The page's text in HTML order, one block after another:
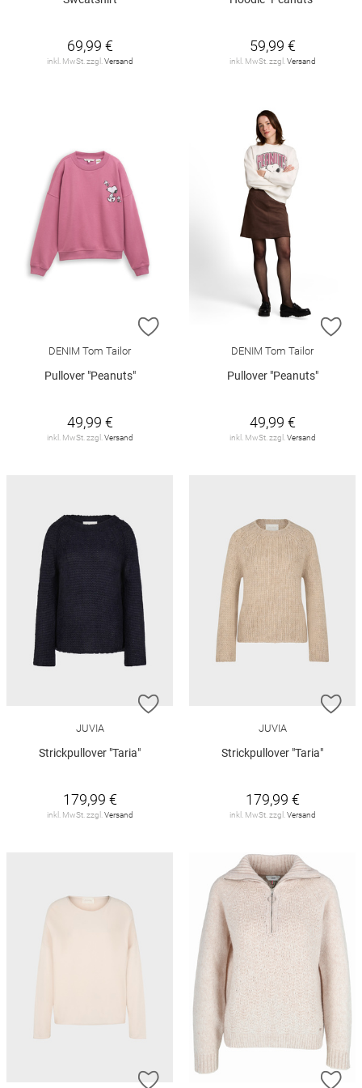
69,99 €
inkl. MwSt. zzgl. Versand
59,99 €
inkl. MwSt. zzgl. Versand
ZUR WUNSCHLISTE HINZUFÜGEN
DENIM Tom Tailor
Pullover "Peanuts"
49,99 €
inkl. MwSt. zzgl. Versand
DENIM Tom Tailor
Pullover "Peanuts"
49,99 €
inkl. MwSt. zzgl. Versand
ZUR WUNSCHLISTE HINZUFÜGEN
JUVIA
Strickpullover "Taria"
179,99 €
inkl. MwSt. zzgl. Versand
JUVIA
Strickpullover "Taria"
179,99 €
inkl. MwSt. zzgl. Versand
ZUR WUNSCHLISTE HINZUFÜGEN